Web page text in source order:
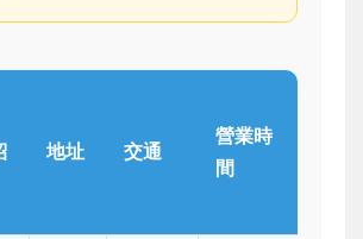
地址 交通
營業時
間